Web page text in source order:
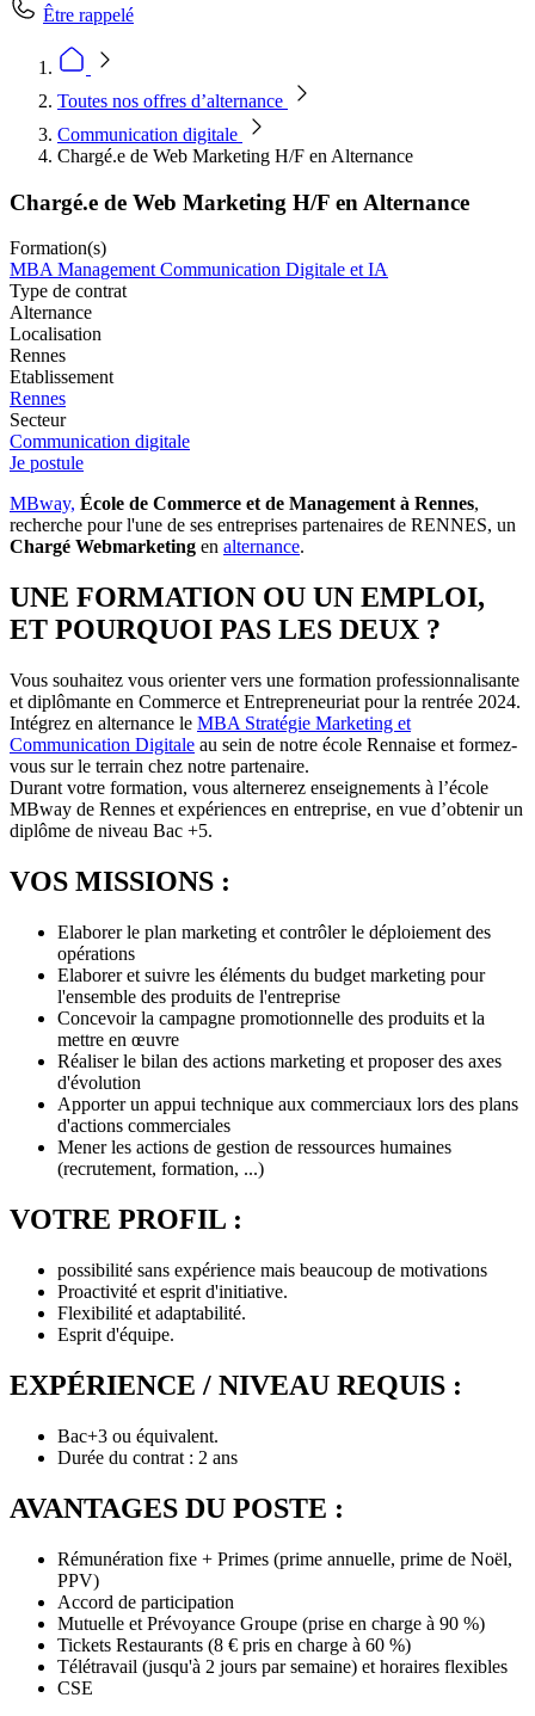
Être rappelé
Toutes nos offres d’alternance
Communication digitale
Chargé.e de Web Marketing H/F en Alternance
Chargé.e de Web Marketing H/F en Alternance
Formation(s)
MBA Management Communication Digitale et IA
Type de contrat
Alternance
Localisation
Rennes
Etablissement
Rennes
Secteur
Communication digitale
Je postule
MBway, École de Commerce et de Management à Rennes,
recherche pour l'une de ses entreprises partenaires de RENNES, un
Chargé Webmarketing en alternance.
UNE FORMATION OU UN EMPLOI,
ET POURQUOI PAS LES DEUX ?
Vous souhaitez vous orienter vers une formation professionnalisante
et diplômante en Commerce et Entrepreneuriat pour la rentrée 2024.
Intégrez en alternance le MBA Stratégie Marketing et
Communication Digitale au sein de notre école Rennaise et formez-
vous sur le terrain chez notre partenaire.
Durant votre formation, vous alternerez enseignements à l’école
MBway de Rennes et expériences en entreprise, en vue d’obtenir un
diplôme de niveau Bac +5.
VOS MISSIONS :
Elaborer le plan marketing et contrôler le déploiement des
opérations
Elaborer et suivre les éléments du budget marketing pour
l'ensemble des produits de l'entreprise
Concevoir la campagne promotionnelle des produits et la
mettre en œuvre
Réaliser le bilan des actions marketing et proposer des axes
d'évolution
Apporter un appui technique aux commerciaux lors des plans
d'actions commerciales
Mener les actions de gestion de ressources humaines
(recrutement, formation, ...)
VOTRE PROFIL :
possibilité sans expérience mais beaucoup de motivations
Proactivité et esprit d'initiative.
Flexibilité et adaptabilité.
Esprit d'équipe.
EXPÉRIENCE / NIVEAU REQUIS :
Bac+3 ou équivalent.
Durée du contrat : 2 ans
AVANTAGES DU POSTE :
Rémunération fixe + Primes (prime annuelle, prime de Noël,
PPV)
Accord de participation
Mutuelle et Prévoyance Groupe (prise en charge à 90 %)
Tickets Restaurants (8 € pris en charge à 60 %)
Télétravail (jusqu'à 2 jours par semaine) et horaires flexibles
CSE